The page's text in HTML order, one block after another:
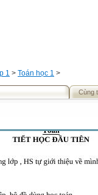
1 > Toán học 1 >
Cùng